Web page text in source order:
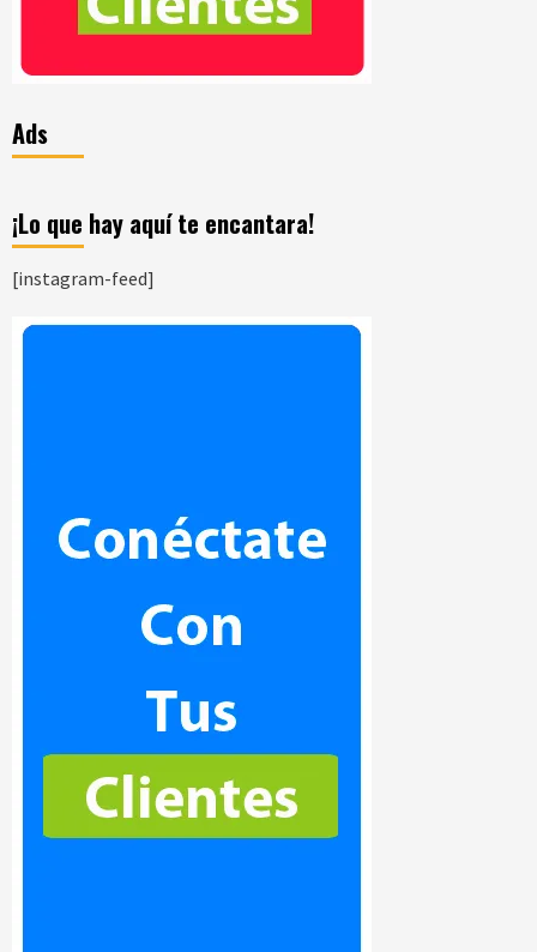
Ads
¡Lo que hay aquí te encantara!
[instagram-feed]